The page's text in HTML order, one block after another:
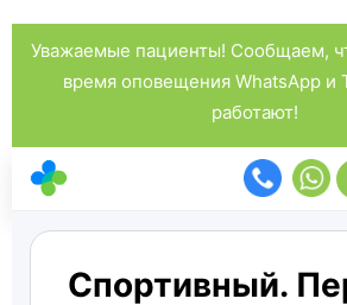
Уважаемые пациенты! Сообщаем,
время оповещения WhatsApp и
работают!
Спортивный.